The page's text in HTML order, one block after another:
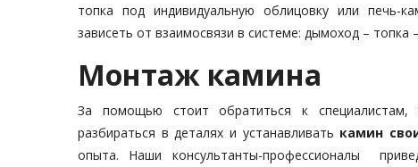
топка под индивидуальную облицовку или печь-
зависеть от взаимосвязи в системе: дымоход – топка
Монтаж камина
За помощью стоит обратиться к специалистам,
разбираться в деталях и устанавливать камин
опыта. Наши консультанты-профессионалы